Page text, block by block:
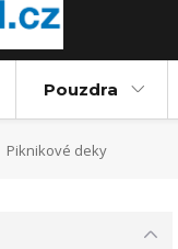
Pouzdra
Piknikové deky